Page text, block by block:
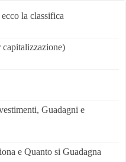
la classifica
Guadagni e
e Quanto si Guadagna